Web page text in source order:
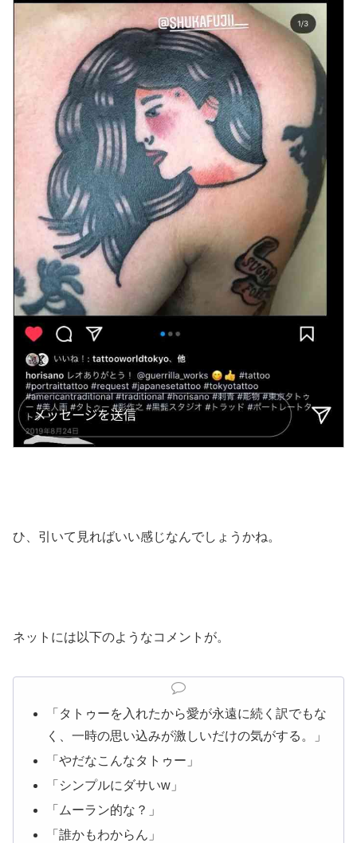
ひ、引いて見ればいい感じなんでしょうかね。
ネットには以下のようなコメントが。
「タトゥーを入れたから愛が永遠に続く訳でもな
く、一時の思い込みが激しいだけの気がする。」
「やだなこんなタトゥー」
「シンプルにダサいw」
「ムーラン的な？」
「誰かもわからん」